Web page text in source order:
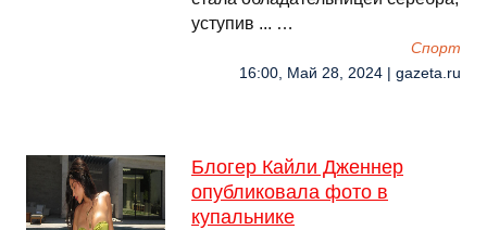
уступив ... …
Спорт
16:00, Май 28, 2024 | gazeta.ru
Блогер Кайли Дженнер
опубликовала фото в
купальнике